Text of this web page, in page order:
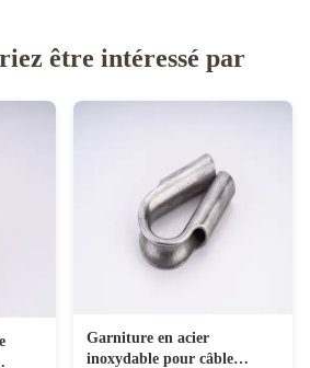
être intéressé par
Garniture en acier
inoxydable pour câble